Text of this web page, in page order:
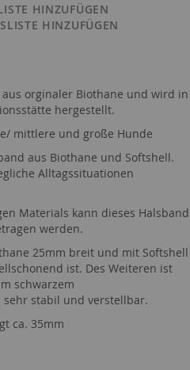
HINZUFÜGEN
HINZUFÜGEN
orginaler Biothane und wird in
hergestellt.
mittlere und große Hunde
aus Biothane und Softshell.
Alltagssituationen
Materials kann dieses Halsband
werden.
25mm breit und mit Softshell
ist. Des Weiteren ist
schwarzem
sehr stabil und verstellbar.
ca. 35mm